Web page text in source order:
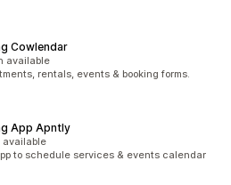
Cowlendar
2149
available
rentals, events & booking forms.
App Apntly
available
to schedule services & events calendar